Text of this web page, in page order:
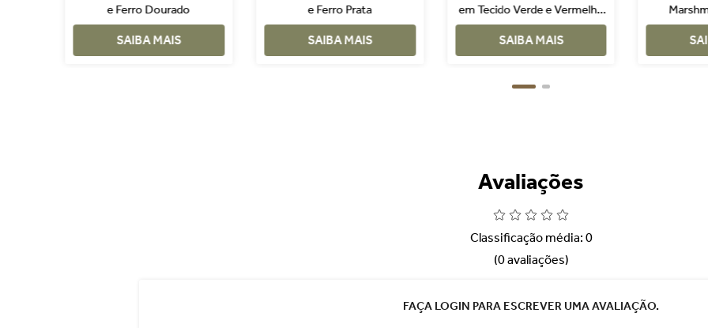
e Ferro Dourado
SAIBA MAIS
e Ferro Prata
SAIBA MAIS
em Tecido Verde e Vermelho
- Spray - 76cm
SAIBA MAIS
Avaliações
Classificação média: 0
(0 avaliações)
FAÇA LOGIN PARA ESCREVER UMA AVALIAÇÃO.